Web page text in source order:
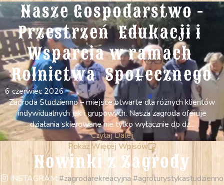
Nasze Gospodarstwo -
Przestrzeń  Edukacji i
Wsparcia w ramach
Rolnictwa  Społecznego
6 czerwiec 2026
Zagroda Studzienno – miejsce otwarte dla różnych klientów
indywidualnych jak i grupowych. Nasza zagroda oferuje
działania skierowane nie tylko wyłącznie do dz...
Czytaj Dalej
Pokaż Więcej Wpisów
Nowinki z Zagrody
INSTAGRAM#zagrodarekreacyjna #agroturystykastudzienno